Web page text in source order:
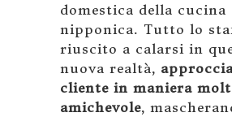
domestica della cucina
nipponica. Tutto lo
riuscito a calarsi in
nuova realtà,
cliente in maniera
amichevole,